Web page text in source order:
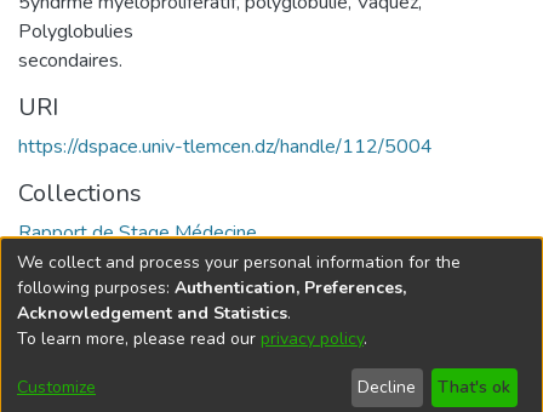
Polyglobulies
secondaires.
URI
https://dspace.univ-tlemcen.dz/handle/112/5004
Collections
Rapport de Stage Médecine
Full item page
DSpace softwarecopyright © 2002-2026
Cookie
End User
Agreement
Send
Feedback
We collect and process your personal information for the
following purposes: Authentication, Preferences,
Acknowledgement and Statistics.
To learn more, please read our privacy policy.
Customize Decline That's ok